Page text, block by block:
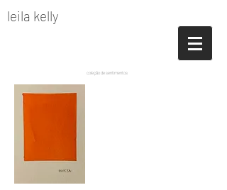
leila kelly
coleção de sentimentos